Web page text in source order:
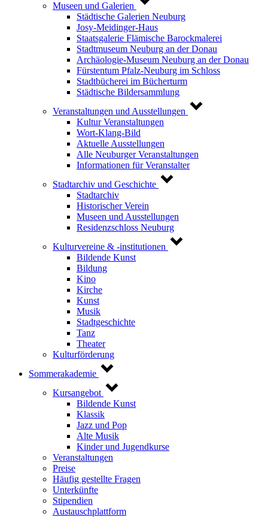
Museen und Galerien
Städtische Galerien Neuburg
Josy-Meidinger-Haus
Staatsgalerie Flämische Barockmalerei
Stadtmuseum Neuburg an der Donau
Archäologie-Museum Neuburg an der Donau
Fürstentum Pfalz-Neuburg im Schloss
Stadtbücherei im Bücherturm
Städtische Bildersammlung
Veranstaltungen und Ausstellungen
Kultur Veranstaltungen
Wort-Klang-Bild
Aktuelle Ausstellungen
Alle Neuburger Veranstaltungen
Informationen für Veranstalter
Stadtarchiv und Geschichte
Stadtarchiv
Historischer Verein
Museen und Ausstellungen
Residenzschloss Neuburg
Kulturvereine & -institutionen
Bildende Kunst
Bildung
Kino
Kirche
Kunst
Musik
Stadtgeschichte
Tanz
Theater
Kulturförderung
Sommerakademie
Kursangebot
Bildende Kunst
Klassik
Jazz und Pop
Alte Musik
Kinder und Jugendkurse
Veranstaltungen
Preise
Häufig gestellte Fragen
Unterkünfte
Stipendien
Austauschplattform